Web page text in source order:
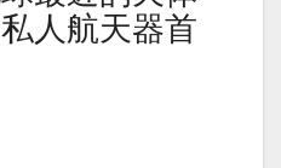
人航天器首